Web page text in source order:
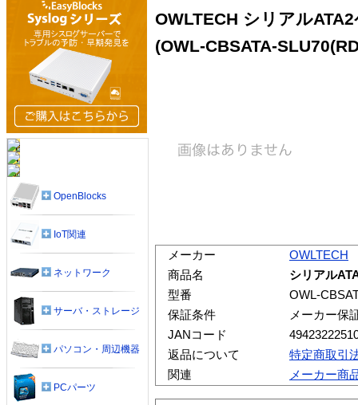
OWLTECH シリアル
(OWL-CBSATA-
メーカー
OWLTECH
商品名
シリアル
型番
OWL-
保証条件
メーカー保
JANコード
返品について
特定商取引
関連
メーカー商
OpenBlocks
IoT関連
ネットワーク
サーバ・ストレージ
パソコン・周辺機器
PCパーツ